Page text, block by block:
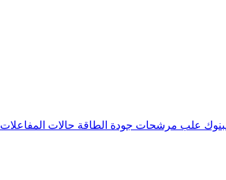
علب مرشحات جودة الطاقة حالات المفاعلات